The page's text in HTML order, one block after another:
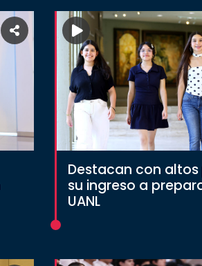
Destacan con
su ingreso a
UANL